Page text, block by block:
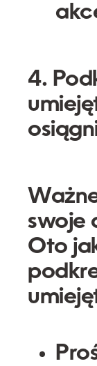
4.
swoje
Oto